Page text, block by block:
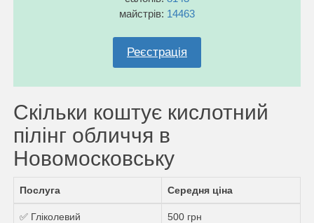
майстрів: 14463
Реєстрація
Скільки коштує кислотний
пілінг обличчя в
Новомосковську
Послуга Середня ціна
✅ Гліколевий 500 грн